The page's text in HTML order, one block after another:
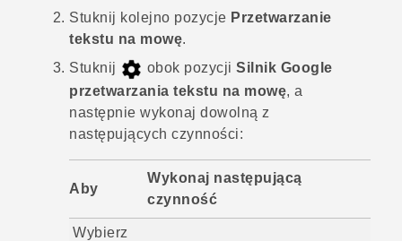
Stuknij kolejno pozycje Przetwarzanie
tekstu na mowę.
Stuknij
obok pozycji Silnik Google
przetwarzania tekstu na mowę, a
następnie wykonaj dowolną z
następujących czynności:
Aby
Wykonaj następującą
czynność
Wybierz